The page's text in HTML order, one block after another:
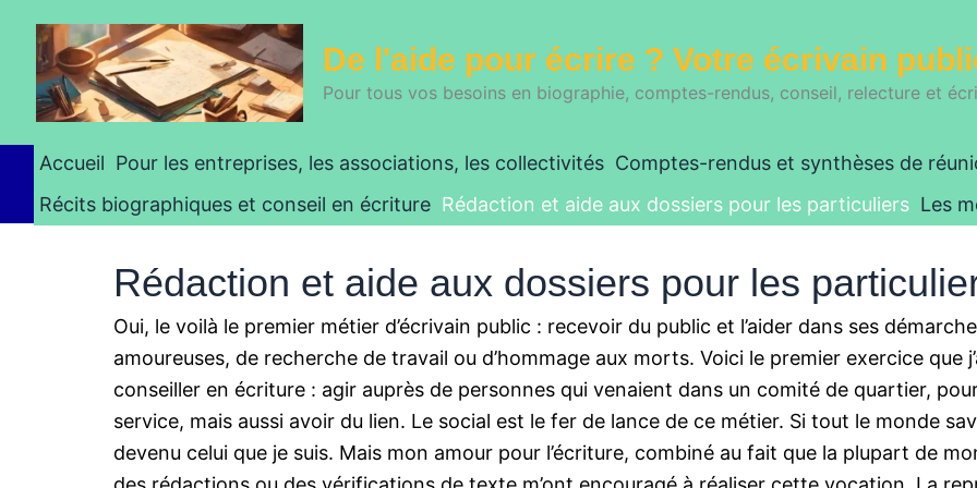
content
De l'aide pour écrire ? Votre écrivain
Pour tous vos besoins en biographie, comptes-rendus, conseil, relecture et
Accueil Pour les entreprises, les associations, les collectivités Comptes-rendus et synthèses de
Récits biographiques et conseil en écriture Rédaction et aide aux dossiers pour les particuliers Les
Rédaction et aide aux dossiers pour les
Oui, le voilà le premier métier d’écrivain public : recevoir du public et l’aider dans ses
amoureuses, de recherche de travail ou d’hommage aux morts. Voici le premier exercice que
conseiller en écriture : agir auprès de personnes qui venaient dans un comité de quartier,
service, mais aussi avoir du lien. Le social est le fer de lance de ce métier. Si tout le monde
devenu celui que je suis. Mais mon amour pour l’écriture, combiné au fait que la plupart de